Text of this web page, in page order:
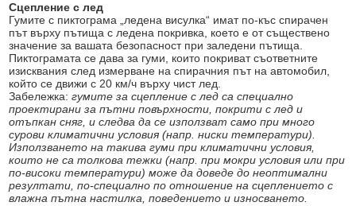
Сцепление с лед
Гумите с пиктограма „ледена висулка“ имат по-къс спирачен
път върху пътища с ледена покривка, което е от съществено
значение за вашата безопасност при заледени пътища.
Пиктограмата се дава за гуми, които покриват съответните
изисквания след измерване на спирачния път на автомобил,
който се движи с 20 км/ч върху чист лед.
Забележка:гумите за сцепление с лед са специално
проектирани за пътни повърхности, покрити с лед и
отъпкан сняг, и следва да се използват само при много
сурови климатични условия (напр. ниски температури).
Използването на такива гуми при климатични условия,
които не са толкова тежки (напр. при мокри условия или при
по-високи температури) може да доведе до неоптимални
резултати, по-специално по отношение на сцеплението с
влажна пътна настилка, поведението и износването.